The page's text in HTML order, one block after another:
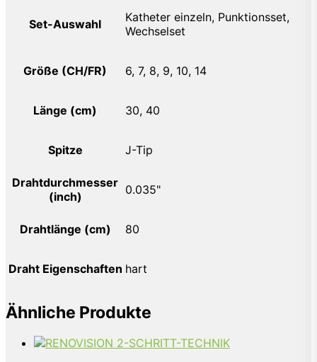
Set-Auswahl
Katheter einzeln, Punktionsset,
Wechselset
Größe (CH/FR) 6, 7, 8, 9, 10, 14
Länge (cm) 30, 40
Spitze J-Tip
Drahtdurchmesser
(inch)
0.035"
Drahtlänge (cm) 80
Draht Eigenschaften hart
Ähnliche Produkte